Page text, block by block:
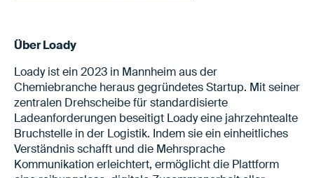
Über Loady
Loady ist ein 2023 in Mannheim aus der
Chemiebranche heraus gegründetes Startup. Mit seiner
zentralen Drehscheibe für standardisierte
Ladeanforderungen beseitigt Loady eine jahrzehntealte
Bruchstelle in der Logistik. Indem sie ein einheitliches
Verständnis schafft und die Mehrsprache
Kommunikation erleichtert, ermöglicht die Plattform